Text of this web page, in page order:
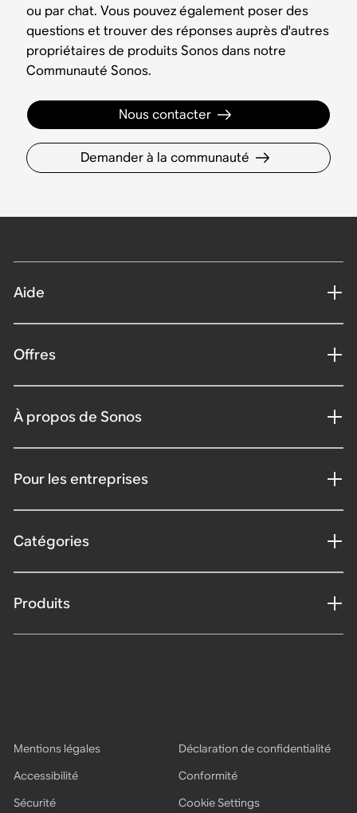
ou par chat. Vous pouvez également poser des
questions et trouver des réponses auprès d'autres
propriétaires de produits Sonos dans notre
Communauté Sonos.
Nous contacter
Demander à la communauté
Aide
Offres
À propos de Sonos
Pour les entreprises
Catégories
Produits
Mentions légales
Déclaration de confidentialité
Accessibilité
Conformité
Sécurité
Cookie Settings